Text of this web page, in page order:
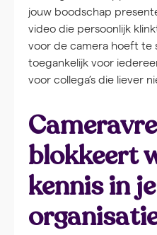
jouw boodschap
video die persoonlijk
voor de camera hoeft te
toegankelijk voor
voor collega’s die liever
blokkeert
kennis in je